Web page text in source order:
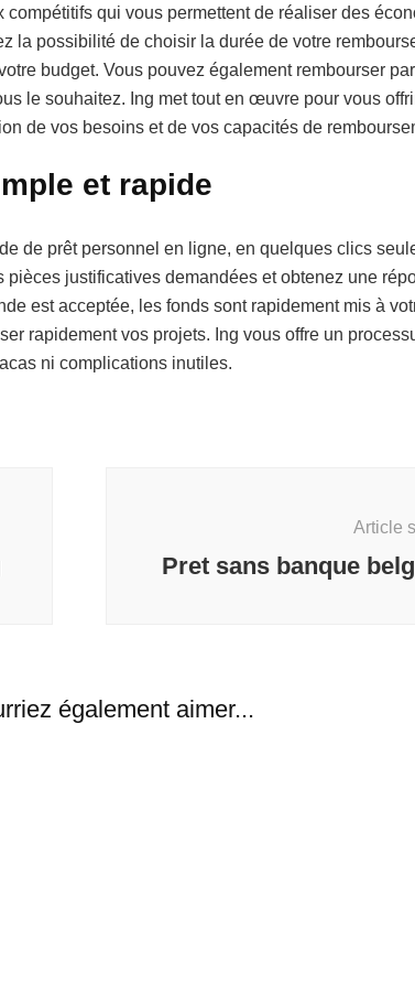
qui vous permettent de réaliser des
la possibilité de choisir la durée de votre
budget. Vous pouvez également rembourser par
le souhaitez. Ing met tout en œuvre pour vous
de vos besoins et de vos capacités de
et rapide
de prêt personnel en ligne, en quelques clics
justificatives demandées et obtenez une
est acceptée, les fonds sont rapidement mis à
rapidement vos projets. Ing vous offre un
ni complications inutiles.
Article
Pret sans banque
également aimer...